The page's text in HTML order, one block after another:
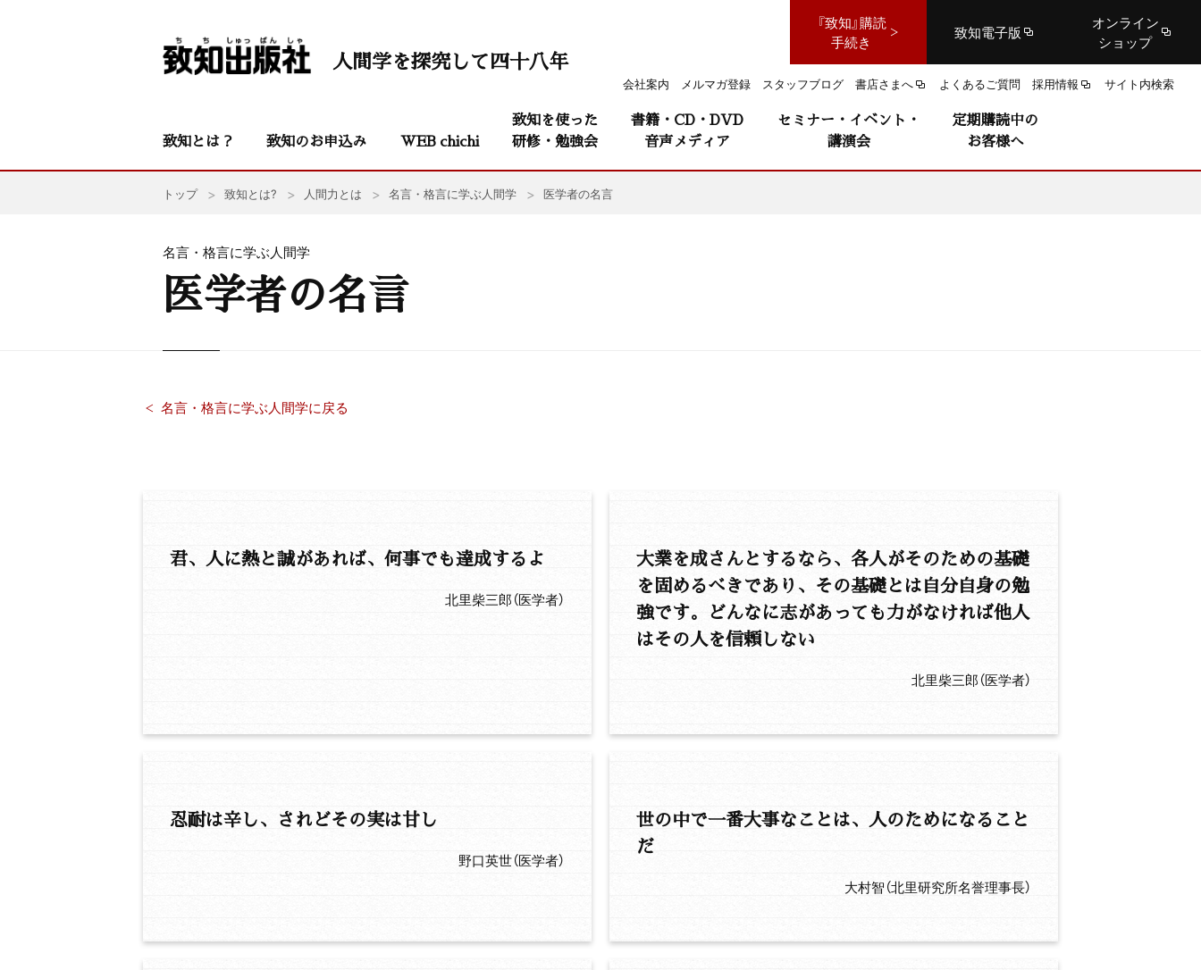
『致知』購読
手続き
致知電子版
オンライン
ショップ
会社案内 メルマガ登録 スタッフブログ 書店さまへ よくあるご質問 採用情報 サイト内検索
人間学を探究して四十八年
致知とは？ 致知のお申込み WEB chichi
致知を使った
研修・勉強会
書籍・CD・DVD
音声メディア
セミナー・イベント・
講演会
定期購読中の
お客様へ
トップ 致知とは? 人間力とは 名言・格言に学ぶ人間学 医学者の名言
名言・格言に学ぶ人間学
医学者の名言
名言・格言に学ぶ人間学に戻る
君、人に熱と誠があれば、何事でも達成するよ
北里柴三郎（医学者）
大業を成さんとするなら、各人がそのための基礎
を固めるべきであり、その基礎とは自分自身の勉
強です。どんなに志があっても力がなければ他人
はその人を信頼しない
北里柴三郎（医学者）
忍耐は辛し、されどその実は甘し
野口英世（医学者）
世の中で一番大事なことは、人のためになること
だ
大村智（北里研究所名誉理事長）